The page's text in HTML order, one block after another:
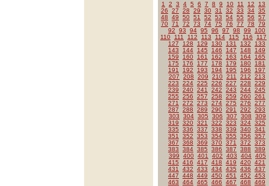
1 2 3 4 5 6 7 8 9 10 11 12
13
26
27 28 29 30 31 32 33 34 35
48
49 50 51 52 53 54 55 56
57
70 71 72 73 74 75 76 77 78
79
92
93 94 95 96 97 98 99
100
110
111 112 113 114 115 116
117
127
128 129 130 131 132
133
143
144 145 146 147 148
149
159
160 161 162 163 164
165
175
176 177 178 179 180
181
191
192 193 194 195 196
197
207
208 209 210 211 212
213
223
224 225 226 227 228
229
239
240 241 242 243 244 245
255
256 257 258 259 260 261
271
272 273 274 275 276
277
287
288 289 290 291 292
293
303
304 305 306 307 308
309
319
320 321 322 323 324 325
335
336 337 338 339 340 341
351
352 353 354 355 356
357
367
368 369 370 371 372
373
383
384 385 386 387 388
389
399
400 401 402 403 404 405
415
416 417 418 419 420 421
431
432 433 434 435 436
437
447
448 449 450 451 452
453
463
464 465 466 467 468 469